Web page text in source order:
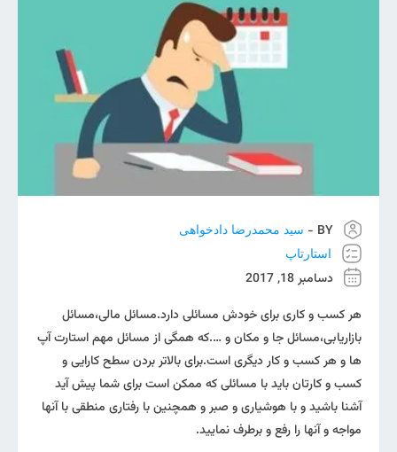
BY -
سید محمدرضا دادخواهی
استارتاپ
دسامبر 18, 2017
هر کسب و کاری برای خودش مسائلی دارد.مسائل مالی،مسائل
بازاریابی،مسائل جا و مکان و ….که همگی از مسائل مهم استارت آپ
ها و هر کسب و کار دیگری است.برای بالاتر بردن سطح کارایی و
کسب و کارتان باید با مسائلی که ممکن است برای شما پیش آید
آشنا باشید و با هوشیاری و صبر و همچنین با رفتاری منطقی با آنها
مواجه و آنها را رفع و برطرف نمایید.